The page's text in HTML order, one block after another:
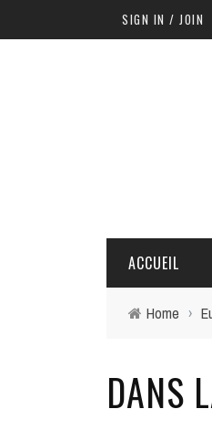
SIGN IN / JOIN
ACCUEIL
Home ›
DANS